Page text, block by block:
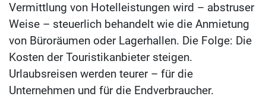
Vermittlung von Hotelleistungen wird – abstruser
Weise – steuerlich behandelt wie die Anmietung
von Büroräumen oder Lagerhallen. Die Folge: Die
Kosten der Touristikanbieter steigen.
Urlaubsreisen werden teurer – für die
Unternehmen und für die Endverbraucher.